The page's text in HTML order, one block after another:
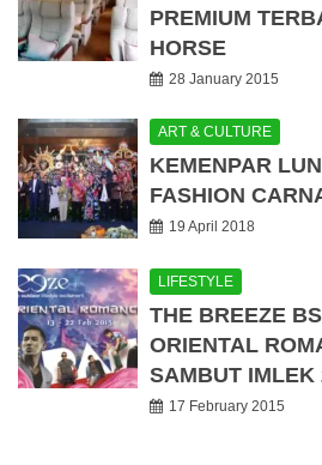
PREMIUM
HORSE
28 January 2015
ART & CULTURE
KEMENPAR
FASHION
19 April 2018
LIFESTYLE
THE BREEZE
ORIENTAL
SAMBUT IMLEK
17 February 2015